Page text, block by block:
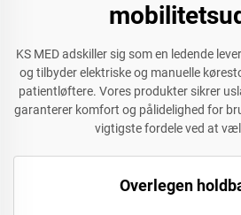
KS MED adskiller sig som en ledende
og tilbyder elektriske og manuelle
patientløftere. Vores produkter sikrer
garanterer komfort og pålidelighed for
vigtigste fordele ved at
Overlegen